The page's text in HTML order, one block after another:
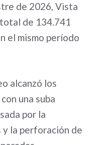
de 2026, Vista
de 134.741
el mismo período
alcanzó los
una suba
por la
la perforación de